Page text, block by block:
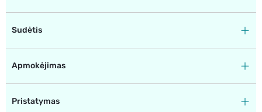
Sudėtis
Apmokėjimas
Pristatymas